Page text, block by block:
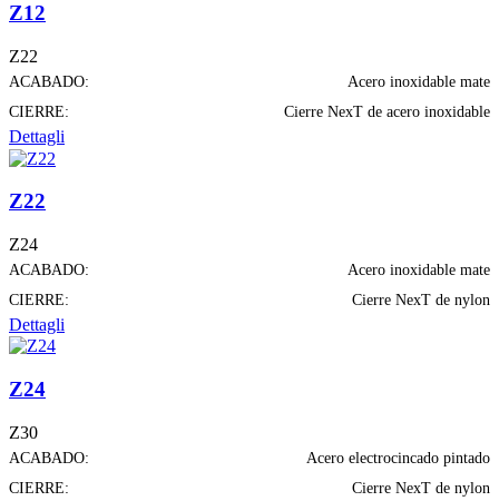
Z12
Z22
ACABADO:
Acero inoxidable mate
CIERRE:
Cierre NexT de acero inoxidable
Dettagli
Z22
Z24
ACABADO:
Acero inoxidable mate
CIERRE:
Cierre NexT de nylon
Dettagli
Z24
Z30
ACABADO:
Acero electrocincado pintado
CIERRE:
Cierre NexT de nylon